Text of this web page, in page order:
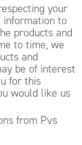
your
information to
products and
to time, we
and
be of interest
for this
would like us
from Pvs